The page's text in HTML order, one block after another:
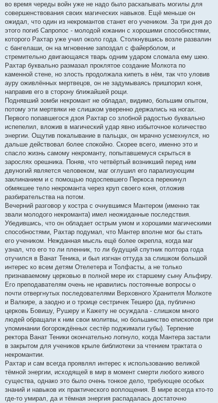
во время череды войн уже не надо было раскапывать могилы для
совершенствования своих магических навыков. Ещё меньше он
ожидал, что один из некромантов станет его учеником. За три дня до
этого погиб Сапропос - молодой южанин с хорошими способностями,
которого Рахтар уже учил около года. Столкнувшись возле развалин
с бангелаши, он на мгновение запоздал с файерболом, и
стремительно двигающаяся тварь одним ударом сломала ему шею.
Рахтар буквально размазал проклятое создание Молкота по
каменной стене, но злость продолжала кипеть в нём, так что уловив
ауру оживлённых мертвецов, он не задумываясь пришпорил коня,
направив его в сторону ближайшей рощи.
Поднявший зомби некромант не обладал, видимо, большим опытом,
потому эти мертвяки не слишком уверенно держались на ногах.
Первого попавшегося дзоя Рахтар со злобной радостью буквально
испепелил, вложив в магический удар явно избыточное количество
энергии. Ощутив покалывание в пальцах, он мрачно усмехнулся, но
дальше действовал более спокойно. Скорее всего, именно это и
спасло жизнь самому некроманту, попытавшемуся скрыться в
зарослях орешника. Поняв, что четвёртый возникший перед ним
двуногий является человеком, маг оглушил его парализующим
заклинанием и с помощью подоспевшего Перкоса перекинул
обмякшее тело некроманта через круп своего коня, отложив
разбирательства на потом.
Вечерний разговор у костра с очнувшимся Мантером (именно так
звали молодого некроманта) имел неожиданные последствия.
Убедившись, что он обладает острым умом и хорошими магическими
способностями, Рахтар подумал, что Мантер вполне мог бы стать
его учеником. Нежданная мысль ещё более окрепла, когда маг
узнал, что его то ли пленник, то ли будущий спутник полтора года
отучился в Ванат Теника, и был изгнан оттуда за слишком большой
интерес ко всем детям Отелетера и Толфасты, а не только
признаваемому церковью в полной мере их старшему сыну Альфиру.
Его преподавателям очень не нравились постоянные вопросы о
почти отвергнутых последователями Верховного Хранителя Молкоте
и Валкире, а заодно и о троице сестричек Тешеро (да, публично
церковь Бовишу, Рушеру и Кажету не осуждала - слишком много
людей обращали к ним свои молитвы, но большинство епископов при
упоминании богорождённых сестёр поджимали губы). Терпение
ректора Ванат Теники окончательно лопнуло, когда Мантера застали
в закрытом для учеников крыле библиотеки за чтением трактата о
некромантии.
Рахтар и сам всегда проявлял интерес к использованию великой
тёмной энергии, исходящей в мир в момент смерти любого живого
существа, однако это было очень тонкое дело, требующее особых
знаний и навыков их практического воплощения. В мире всегда кто-то
где-то умирал, да и тёмная энергия распадалась достаточно